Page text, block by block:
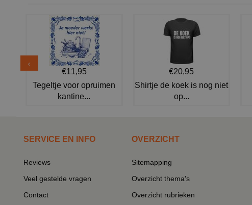
€11,95
Tegeltje voor opruimen
kantine...
€20,95
Shirtje de koek is nog niet
op...
SERVICE EN INFO
Reviews
Veel gestelde vragen
Contact
OVERZICHT
Sitemapping
Overzicht thema's
Overzicht rubrieken